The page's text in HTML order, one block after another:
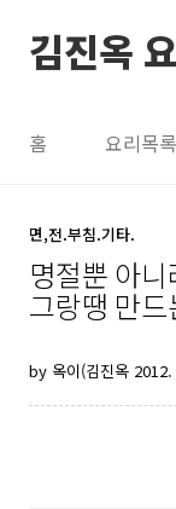
김진옥
홈 요리목록
면,전.부침.기타.
명절뿐 아니
그랑땡 만
by 옥이(김진옥